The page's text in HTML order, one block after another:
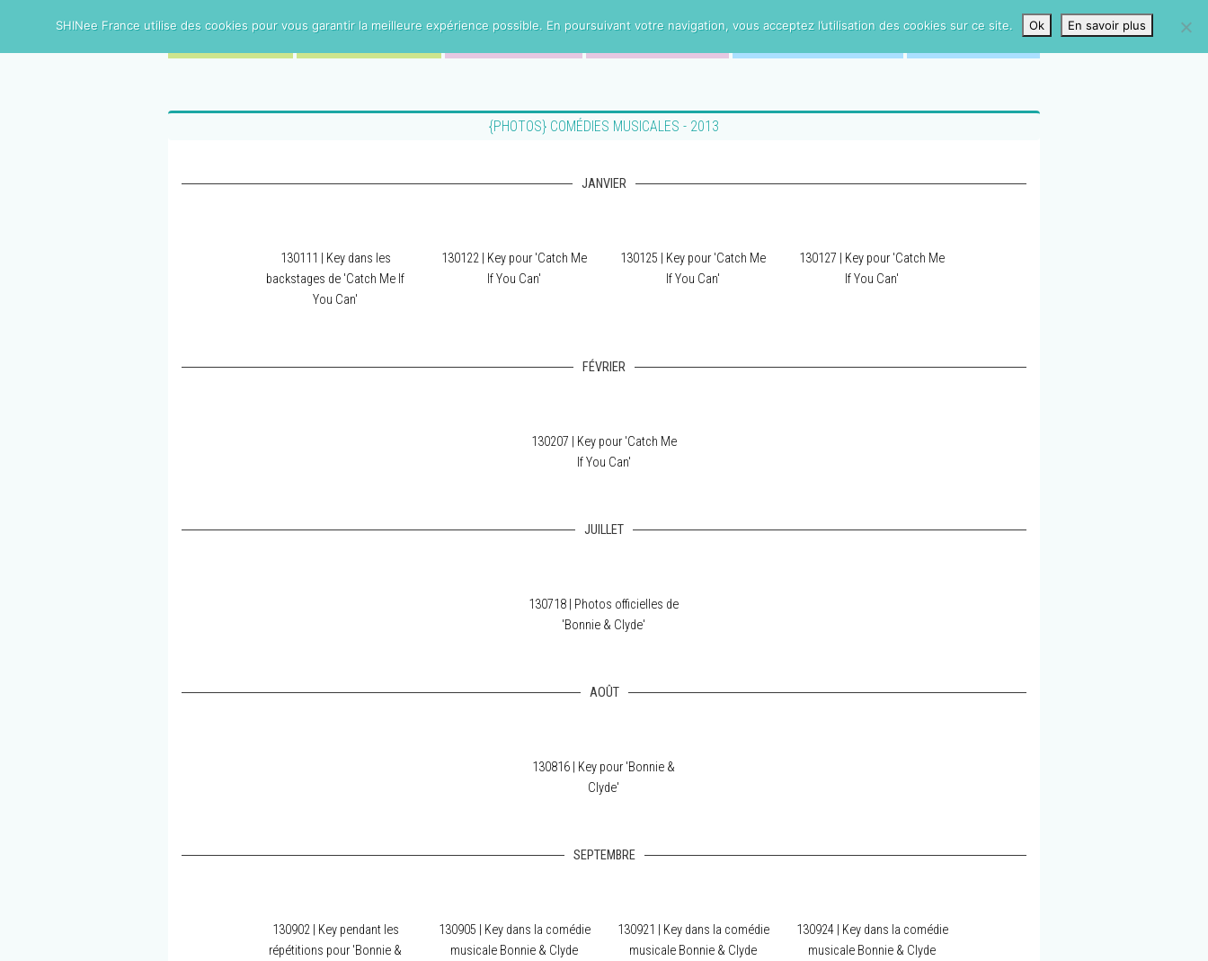
{PHOTOS} COMÉDIES MUSICALES - 2013
JANVIER
130111 | Key dans les
backstages de 'Catch Me If
You Can'
130122 | Key pour 'Catch Me
If You Can'
130125 | Key pour 'Catch Me
If You Can'
130127 | Key pour 'Catch Me
If You Can'
FÉVRIER
130207 | Key pour 'Catch Me
If You Can'
JUILLET
130718 | Photos officielles de
'Bonnie & Clyde'
AOÛT
130816 | Key pour 'Bonnie &
Clyde'
SEPTEMBRE
130902 | Key pendant les
répétitions pour 'Bonnie &
130905 | Key dans la comédie
musicale Bonnie & Clyde
130921 | Key dans la comédie
musicale Bonnie & Clyde
130924 | Key dans la comédie
musicale Bonnie & Clyde
SHINee France utilise des cookies pour vous garantir la meilleure expérience possible. En poursuivant votre navigation, vous acceptez l’utilisation des cookies sur ce site. Ok En savoir plus